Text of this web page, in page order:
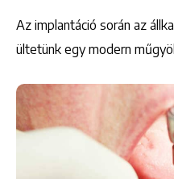
Az implantáció során az
ültetünk egy modern